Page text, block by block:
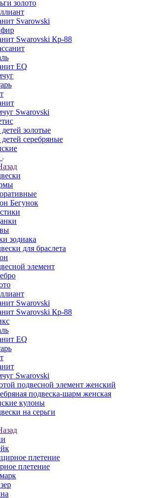
золото
Svarowski
Swarovski Кр-88
EQ
Swarovski
золотые
серебряные
Бегунок
зодиака
для браслета
элемент
Swarovski
Swarovski Кр-88
EQ
Swarovski
подвесной элемент женcкий
подвеска-шарм женская
кулоны
на серьги
плетение
плетение